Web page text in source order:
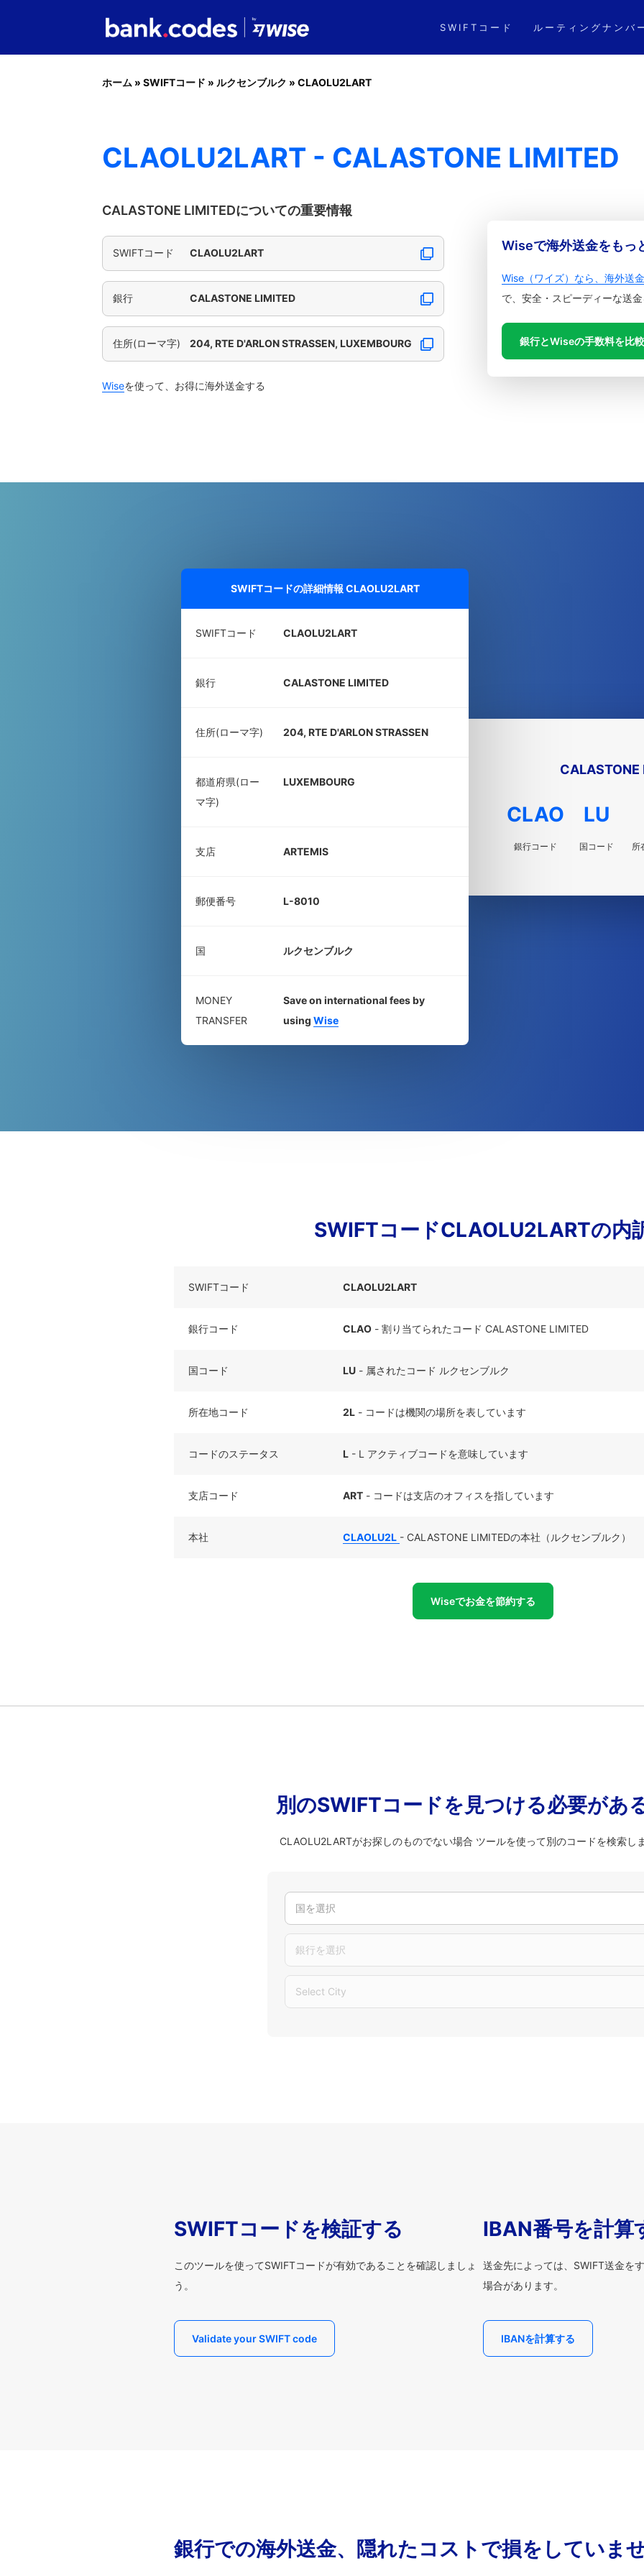
SWIFTコード ルーティングナンバ
ホーム » SWIFTコード » ルクセンブルク » CLAOLU2LART
CLAOLU2LART - CALASTONE LIMITED
CALASTONE LIMITEDについての重要情報
SWIFTコード CLAOLU2LART
銀行 CALASTONE LIMITED
住所(ローマ字) 204, RTE D'ARLON STRASSEN, LUXEMBOURG
Wiseを使って、お得に海外送金する
Wiseで海外送金をもっ
Wise（ワイズ）なら、海外送
で、安全・スピーディーな送
銀行とWiseの手数料を比
SWIFTコードの詳細情報 CLAOLU2LART
SWIFTコード CLAOLU2LART
銀行 CALASTONE LIMITED
住所(ローマ字) 204, RTE D'ARLON STRASSEN
都道府県(ロー
マ字)
LUXEMBOURG
支店 ARTEMIS
郵便番号 L-8010
国 ルクセンブルク
MONEY
TRANSFER
Save on international fees by
using Wise
CALASTONE
CLAO
銀行コード
LU
国コード 所
SWIFTコードCLAOLU2LARTの内
SWIFTコード CLAOLU2LART
銀行コード CLAO - 割り当てられたコード CALASTONE LIMITED
国コード LU - 属されたコード ルクセンブルク
所在地コード 2L - コードは機関の場所を表しています
コードのステータス L - L アクティブコードを意味しています
支店コード ART - コードは支店のオフィスを指しています
本社 CLAOLU2L - CALASTONE LIMITEDの本社（ルクセンブルク）
Wiseでお金を節約する
別のSWIFTコードを見つける必要があ
CLAOLU2LARTがお探しのものでない場合 ツールを使って別のコードを検索し
国を選択
銀行を選択
Select City
SWIFTコードを検証する
このツールを使ってSWIFTコードが有効であることを確認しましょ
う。
Validate your SWIFT code
IBAN番号を計算
送金先によっては、SWIFT送金を
場合があります。
IBANを計算する
銀行での海外送金、隠れたコストで損をしていま